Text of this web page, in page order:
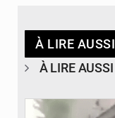
À LIRE AUSSI
À LIRE AUSSI